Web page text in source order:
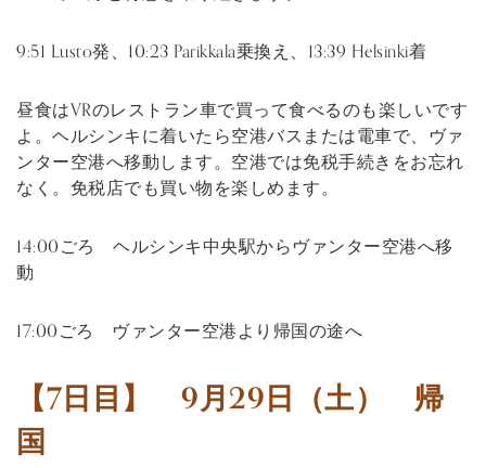
9:51 Lusto発、10:23 Parikkala乗換え、13:39 Helsinki着
昼食はVRのレストラン車で買って食べるのも楽しいです
よ。ヘルシンキに着いたら空港バスまたは電車で、ヴァ
ンター空港へ移動します。空港では免税手続きをお忘れ
なく。免税店でも買い物を楽しめます。
14:00ごろ ヘルシンキ中央駅からヴァンター空港へ移
動
17:00ごろ ヴァンター空港より帰国の途へ
【7日目】 9月29日（土） 帰
国